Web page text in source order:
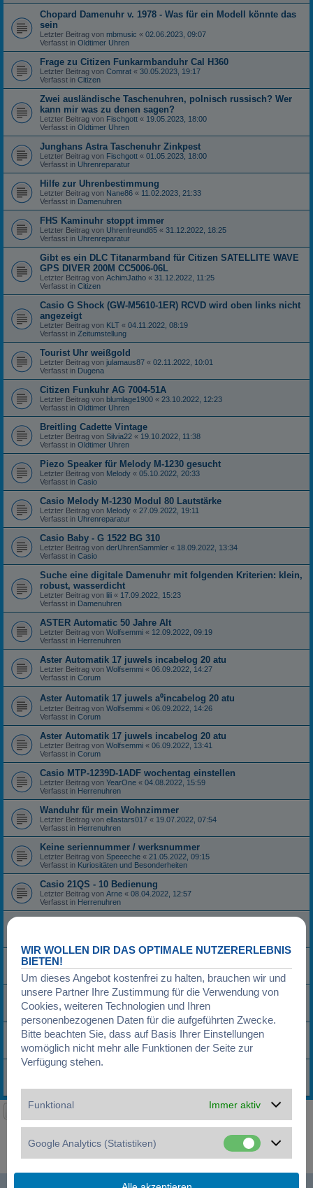
Chopard Damenuhr v. 1978 - Was für ein Modell könnte das
sein
Letzter Beitrag von mbmusic « 02.06.2023, 09:07
Verfasst in Oldtimer Uhren
Frage zu Citizen Funkarmbanduhr Cal H360
Letzter Beitrag von Comrat « 30.05.2023, 19:17
Verfasst in Citizen
Zwei ausländische Taschenuhren, polnisch russisch? Wer
kann mir was zu denen sagen?
Letzter Beitrag von Fischgott « 19.05.2023, 18:00
Verfasst in Oldtimer Uhren
Junghans Astra Taschenuhr Zinkpest
Letzter Beitrag von Fischgott « 01.05.2023, 18:00
Verfasst in Uhrenreparatur
Hilfe zur Uhrenbestimmung
Letzter Beitrag von Nane86 « 11.02.2023, 21:33
Verfasst in Damenuhren
FHS Kaminuhr stoppt immer
Letzter Beitrag von Uhrenfreund85 « 31.12.2022, 18:25
Verfasst in Uhrenreparatur
Gibt es ein DLC Titanarmband für Citizen SATELLITE WAVE
GPS DIVER 200M CC5006-06L
Letzter Beitrag von AchimJatho « 31.12.2022, 11:25
Verfasst in Citizen
Casio G Shock (GW-M5610-1ER) RCVD wird oben links nicht
angezeigt
Letzter Beitrag von KLT « 04.11.2022, 08:19
Verfasst in Zeitumstellung
Tourist Uhr weißgold
Letzter Beitrag von julamaus87 « 02.11.2022, 10:01
Verfasst in Dugena
Citizen Funkuhr AG 7004-51A
Letzter Beitrag von blumlage1900 « 23.10.2022, 12:23
Verfasst in Oldtimer Uhren
Breitling Cadette Vintage
Letzter Beitrag von Silvia22 « 19.10.2022, 11:38
Verfasst in Oldtimer Uhren
Piezo Speaker für Melody M-1230 gesucht
Letzter Beitrag von Melody « 05.10.2022, 20:33
Verfasst in Casio
Casio Melody M-1230 Modul 80 Lautstärke
Letzter Beitrag von Melody « 27.09.2022, 19:11
Verfasst in Uhrenreparatur
Casio Baby - G 1522 BG 310
Letzter Beitrag von derUhrenSammler « 18.09.2022, 13:34
Verfasst in Casio
Suche eine digitale Damenuhr mit folgenden Kriterien: klein,
robust, wasserdicht
Letzter Beitrag von lili « 17.09.2022, 15:23
Verfasst in Damenuhren
ASTER Automatic 50 Jahre Alt
Letzter Beitrag von Wolfsemmi « 12.09.2022, 09:19
Verfasst in Herrenuhren
Aster Automatik 17 juwels incabelog 20 atu
Letzter Beitrag von Wolfsemmi « 06.09.2022, 14:27
Verfasst in Corum
Aster Automatik 17 juwels a⁰incabelog 20 atu
Letzter Beitrag von Wolfsemmi « 06.09.2022, 14:26
Verfasst in Corum
Aster Automatik 17 juwels incabelog 20 atu
Letzter Beitrag von Wolfsemmi « 06.09.2022, 13:41
Verfasst in Corum
Casio MTP-1239D-1ADF wochentag einstellen
Letzter Beitrag von YearOne « 04.08.2022, 15:59
Verfasst in Herrenuhren
Wanduhr für mein Wohnzimmer
Letzter Beitrag von ellastars017 « 19.07.2022, 07:54
Verfasst in Herrenuhren
Keine seriennummer / werksnummer
Letzter Beitrag von Speeeche « 21.05.2022, 09:15
Verfasst in Kuriositäten und Besonderheiten
Casio 21QS - 10 Bedienung
Letzter Beitrag von Arne « 08.04.2022, 12:57
Verfasst in Herrenuhren
Pulsar Kinetic Problem mit Kondensator?
Letzter Beitrag vonsgssn«25.02.2022, 11:47
Verfasst inKinetische Uhren
welche uhr zusammen mit sub kaufen beim konzi
Letzter Beitrag vonUhrenfreak3000« 14.12.2021, 16:54
Verfasst in
Transall C-160 Fliegeruhr Black Limited Edition FlyOut Neu
Letzter Beitrag von
Verfasst inIch biete
Junghans Modell: Meister Mega
Verfasst inHerrenuhren
Seite1von13
1 2 3 4 5 13
Gehe zu
Foren-Übersicht
WIR WOLLEN DIR DAS OPTIMALE NUTZERERLEBNIS
BIETEN!
Um dieses Angebot kostenfrei zu halten, brauchen wir und
unsere Partner Ihre Zustimmung für die Verwendung von
Cookies, weiteren Technologien und Ihren
personenbezogenen Daten für die aufgeführten Zwecke.
Bitte beachten Sie, dass auf Basis Ihrer Einstellungen
womöglich nicht mehr alle Funktionen der Seite zur
Verfügung stehen.
Funktional Immer aktiv
Google Analytics (Statistiken)